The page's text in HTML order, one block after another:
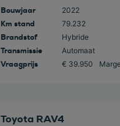
Bouwjaar 2022
Km stand 79.232
Brandstof Hybride
Transmissie Automaat
Vraagprijs € 39.950
Toyota RAV4